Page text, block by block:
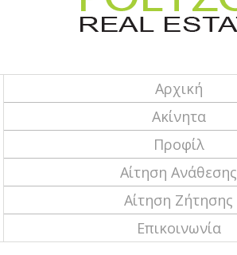
Αρχική
Ακίνητα
Προφίλ
Αίτηση Ανάθεσης
Αίτηση Ζήτησης
Επικοινωνία